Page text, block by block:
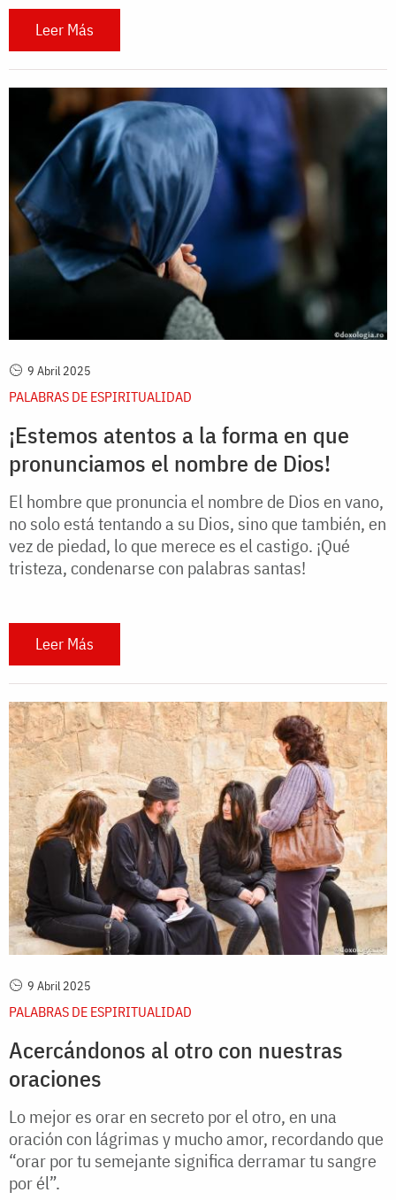
Leer Más
9 Abril 2025
PALABRAS DE ESPIRITUALIDAD
¡Estemos atentos a la forma en que
pronunciamos el nombre de Dios!
El hombre que pronuncia el nombre de Dios en vano,
no solo está tentando a su Dios, sino que también, en
vez de piedad, lo que merece es el castigo. ¡Qué
tristeza, condenarse con palabras santas!
Leer Más
9 Abril 2025
PALABRAS DE ESPIRITUALIDAD
Acercándonos al otro con nuestras
oraciones
Lo mejor es orar en secreto por el otro, en una
oración con lágrimas y mucho amor, recordando que
“orar por tu semejante significa derramar tu sangre
por él”.